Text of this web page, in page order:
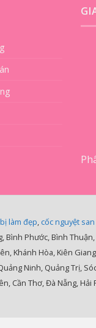
làm đẹp, cốc nguyệt san
Bình Phước, Bình
Khánh Hòa, Kiên
Ninh, Quảng Trị,
Cần Thơ, Đà Nẵng, Hải